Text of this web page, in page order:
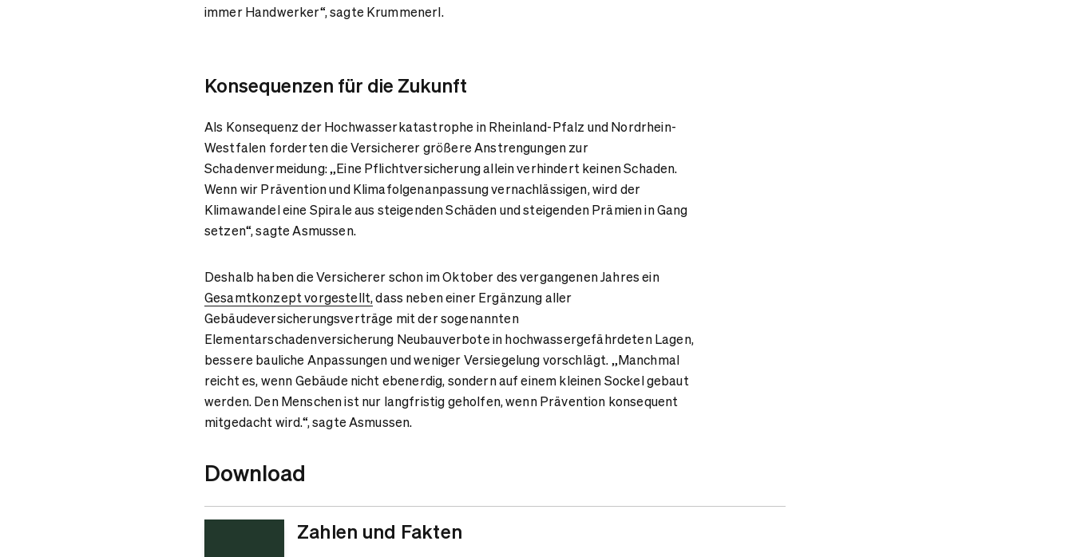
immer Handwerker“, sagte Krummenerl.
Konsequenzen für die Zukunft
Als Konsequenz der Hochwasserkatastrophe in Rheinland-Pfalz und Nordrhein-
Westfalen forderten die Versicherer größere Anstrengungen zur
Schadenvermeidung: „Eine Pflichtversicherung allein verhindert keinen Schaden.
Wenn wir Prävention und Klimafolgenanpassung vernachlässigen, wird der
Klimawandel eine Spirale aus steigenden Schäden und steigenden Prämien in Gang
setzen“, sagte Asmussen.
Deshalb haben die Versicherer schon im Oktober des vergangenen Jahres ein
Gesamtkonzept vorgestellt,dass neben einer Ergänzung aller
Gebäudeversicherungsverträge mit der sogenannten
Elementarschadenversicherung Neubauverbote in hochwassergefährdeten Lagen,
bessere bauliche Anpassungen und weniger Versiegelung vorschlägt. „Manchmal
reicht es, wenn Gebäude nicht ebenerdig, sondern auf einem kleinen Sockel gebaut
werden. Den Menschen ist nur langfristig geholfen, wenn Prävention konsequent
mitgedacht wird.“, sagte Asmussen.
Download
Zahlen und Fakten